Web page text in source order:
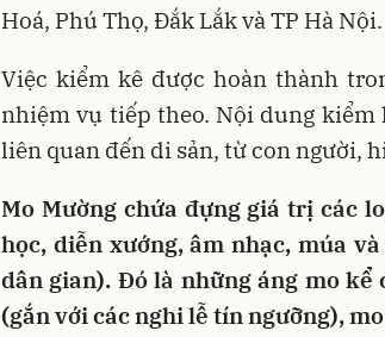
Hoá, Phú Thọ, Đắk Lắk và TP Hà Nội.
Việc kiểm kê được hoàn thành
nhiệm vụ tiếp theo. Nội dung kiểm
liên quan đến di sản, từ con người,
Mo Mường chứa đựng giá trị các
học, diễn xướng, âm nhạc, múa
dân gian). Đó là những áng mo
(gắn với các nghi lễ tín ngưỡng),